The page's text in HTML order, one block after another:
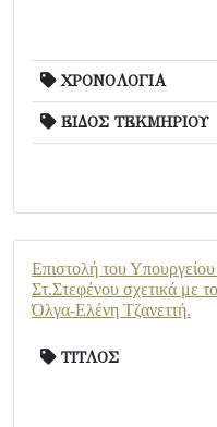
ΧΡΟΝΟΛΟΓΙΑ
ΕΙΔΟΣ ΤΕΚΜΗΡΙΟΥ
Επιστολή του
Στ.Στεφένου σχετικά με
Όλγα-Ελένη Τζανεττή.
ΤΙΤΛΟΣ